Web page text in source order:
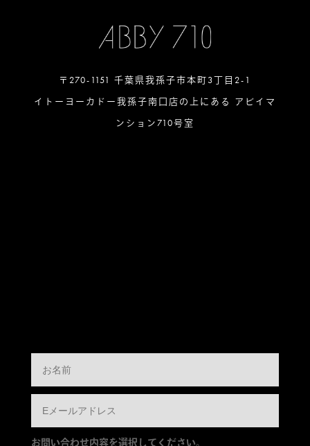
〒270-1151 千葉県我孫子市本町3丁目2-1
イトーヨーカドー我孫子南口店の上にある アビイマ
ンション710号室
お問い合わせ内容を選択してください。